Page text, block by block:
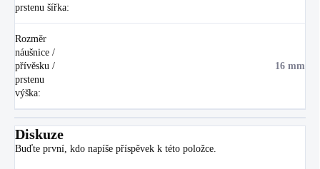
prstenu šířka:
Rozměr
náušnice /
přívěsku /
prstenu
výška:
16 mm
Diskuze
Buďte první, kdo napíše příspěvek k této položce.